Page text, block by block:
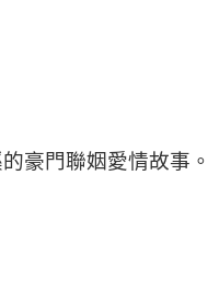
豪門聯姻愛情故事。